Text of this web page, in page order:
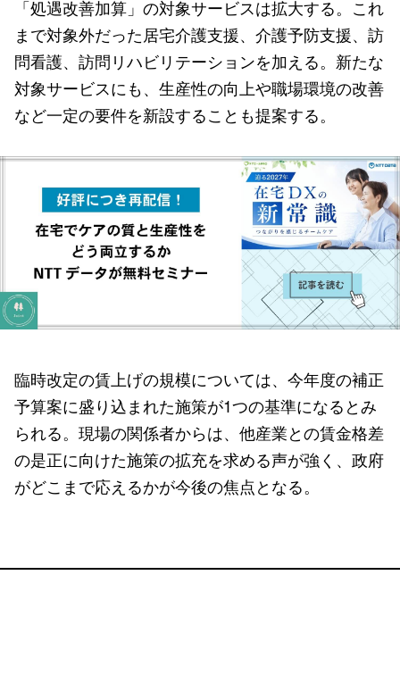
「処遇改善加算」の対象サービスは拡大する。これ
まで対象外だった居宅介護支援、介護予防支援、訪
問看護、訪問リハビリテーションを加える。新たな
対象サービスにも、生産性の向上や職場環境の改善
など一定の要件を新設することも提案する。
臨時改定の賃上げの規模については、今年度の補正
予算案に盛り込まれた施策が1つの基準になるとみ
られる。現場の関係者からは、他産業との賃金格差
の是正に向けた施策の拡充を求める声が強く、政府
がどこまで応えるかが今後の焦点となる。